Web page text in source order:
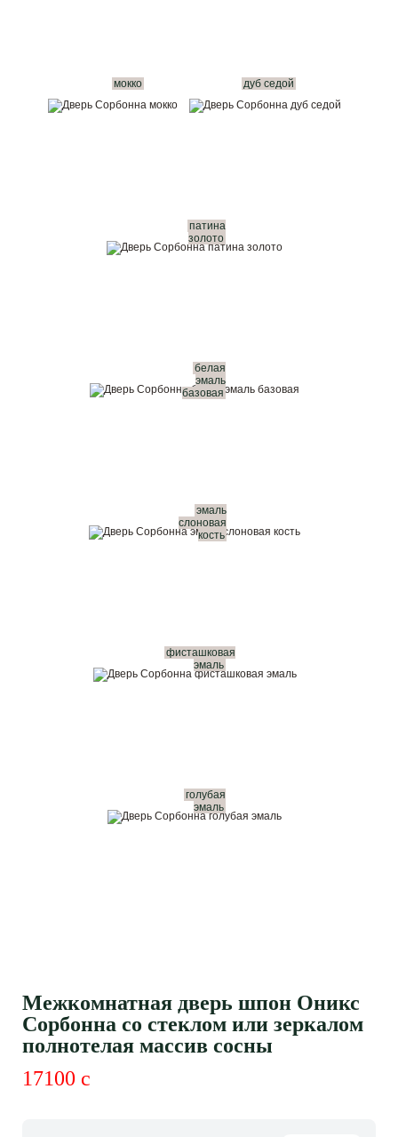
мокко дуб седой
патина
золото
белая
эмаль
базовая
эмаль
слоновая
кость
фисташковая
эмаль
голубая
эмаль
Межкомнатная дверь шпон Оникс
Сорбонна со стеклом или зеркалом
полнотелая массив сосны
17100 c